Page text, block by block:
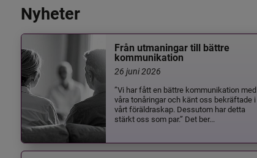
Nyheter
Från utmaningar till bättre
kommunikation
26 juni 2026
”Vi har fått en bättre kommunikation med
våra tonåringar och känt oss bekräftade i
vårt föräldraskap. Dessutom har detta
stärkt oss som par.” Det ber...